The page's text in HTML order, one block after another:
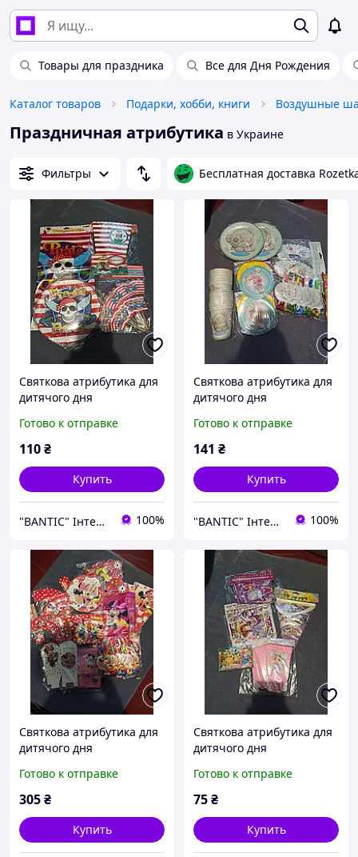
Товары для праздника Все для Дня Рождения
Каталог товаров Подарки, хобби, книги
Праздничная атрибутика в Украине
Фильтры Бесплатная доставка
Святкова атрибутика для
дитячого дня
Pirate
Готово к отправке
110₴
Купить
"BANTIC" Інтернет магазин 100%
Святкова атрибутика для
дитячого дня
Teddy
Готово к отправке
141 ₴
Купить
"BANTIC" Інтернет магазин 100%
Святкова атрибутика для
дитячого дня
Minnie mouse Мінні Маус
Готово к отправке
305₴
Купить
Святкова атрибутика для
дитячого дня
Sofia the first Принцеса
Софія
Готово к отправке
75₴
Купить